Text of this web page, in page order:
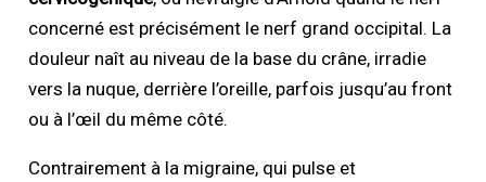
concerné est précisément le nerf grand occipital. La
douleur naît au niveau de la base du crâne, irradie
vers la nuque, derrière l’oreille, parfois jusqu’au front
ou à l’œil du même côté.
Contrairement à la migraine, qui pulse et